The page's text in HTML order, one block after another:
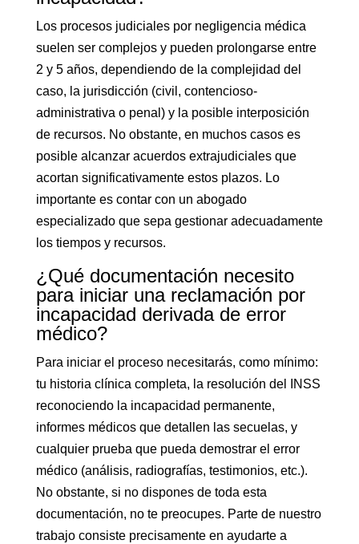
Los procesos judiciales por negligencia médica
suelen ser complejos y pueden prolongarse entre
2 y 5 años, dependiendo de la complejidad del
caso, la jurisdicción (civil, contencioso-
administrativa o penal) y la posible interposición
de recursos. No obstante, en muchos casos es
posible alcanzar acuerdos extrajudiciales que
acortan significativamente estos plazos. Lo
importante es contar con un abogado
especializado que sepa gestionar adecuadamente
los tiempos y recursos.
¿Qué documentación necesito
para iniciar una reclamación por
incapacidad derivada de error
médico?
Para iniciar el proceso necesitarás, como mínimo:
tu historia clínica completa, la resolución del INSS
reconociendo la incapacidad permanente,
informes médicos que detallen las secuelas, y
cualquier prueba que pueda demostrar el error
médico (análisis, radiografías, testimonios, etc.).
No obstante, si no dispones de toda esta
documentación, no te preocupes. Parte de nuestro
trabajo consiste precisamente en ayudarte a